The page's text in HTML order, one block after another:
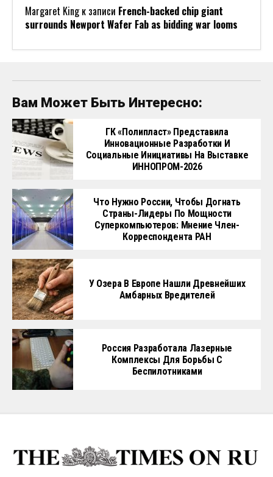
Margaret Kingк записи French-backed chip giant
surrounds Newport Wafer Fab as bidding war looms
Вам Может Быть Интересно:
ГК «Полипласт» Представила
Инновационные Разработки И
Социальные Инициативы На Выставке
ИННОПРОМ-2026
Что Нужно России, Чтобы Догнать
Страны-Лидеры По Мощности
Суперкомпьютеров: Мнение Член-
Корреспондента РАН
У Озера В Европе Нашли Древнейших
Амбарных Вредителей
Россия Разработала Лазерные
Комплексы Для Борьбы С
Беспилотниками